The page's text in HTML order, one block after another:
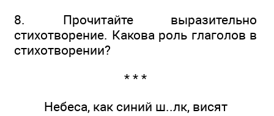
8. Прочитайте выразительно
стихотворение. Какова роль глаголов в
стихотворении?
* * *
Небеса, как синий ш..лк, висят